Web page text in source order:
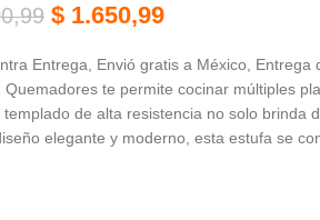
$1.650,99
Entrega, Envió gratis a México,
Quemadores te permite cocinar múltiples
templado de alta resistencia no solo brinda
elegante y moderno, esta estufa se